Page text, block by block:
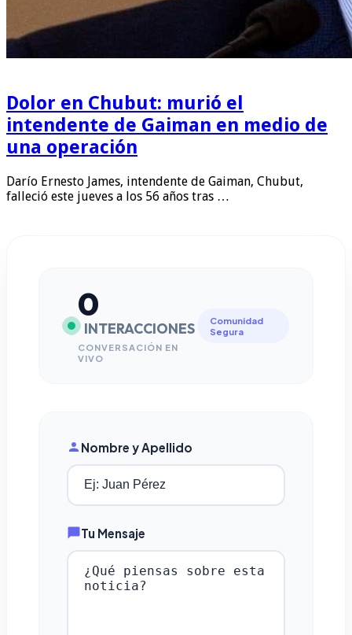
Dolor en Chubut: murió el
intendente de Gaiman en medio de
una operación
Darío Ernesto James, intendente de Gaiman, Chubut,
falleció este jueves a los 56 años tras …
0
INTERACCIONES
CONVERSACIÓN EN
VIVO
Comunidad
Segura
Nombre y Apellido
Tu Mensaje